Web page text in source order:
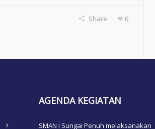
Share 0
AGENDA KEGIATAN
SMAN I Sungai Penuh melaksanakan